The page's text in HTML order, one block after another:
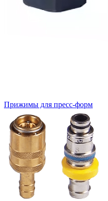
Прижимы для пресс-форм